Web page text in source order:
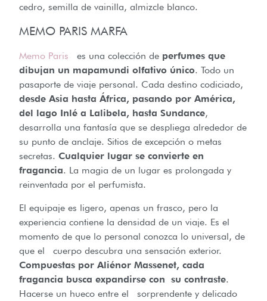
cedro, semilla de vainilla, almizcle blanco.
MEMO PARIS MARFA
Memo Paris es una colección de perfumes que
dibujan un mapamundi olfativo único. Todo un
pasaporte de viaje personal. Cada destino codiciado,
desde Asia hasta África, pasando por América,
del lago Inlé a Lalibela, hasta Sundance,
desarrolla una fantasía que se despliega alrededor de
su punto de anclaje. Sitios de excepción o metas
secretas. Cualquier lugar se convierte en
fragancia. La magia de un lugar es prolongada y
reinventada por el perfumista.
El equipaje es ligero, apenas un frasco, pero la
experiencia contiene la densidad de un viaje. Es el
momento de que lo personal conozca lo universal, de
que el cuerpo descubra una sensación exterior.
Compuestas por Aliénor Massenet, cada
fragancia busca expandirse con su contraste.
Hacerse un hueco entre el sorprendente y delicado